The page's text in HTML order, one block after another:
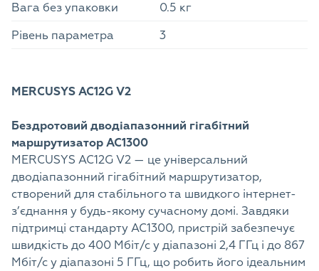
Вага без упаковки
0.5 кг
Рівень параметра
3
MERCUSYS AC12G V2
Бездротовий дводіапазонний гігабітний
маршрутизатор AC1300
MERCUSYS AC12G V2 — це універсальний
дводіапазонний гігабітний маршрутизатор,
створений для стабільного та швидкого інтернет-
з’єднання у будь-якому сучасному домі. Завдяки
підтримці стандарту AC1300, пристрій забезпечує
швидкість до 400 Мбіт/с у діапазоні 2,4 ГГц і до 867
Мбіт/с у діапазоні 5 ГГц, що робить його ідеальним